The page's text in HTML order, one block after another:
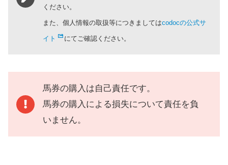
ください。
また、個人情報の取扱等につきましてはcodocの公式サ
イト にてご確認ください。
馬券の購入は自己責任です。
馬券の購入による損失について責任を負
いません。